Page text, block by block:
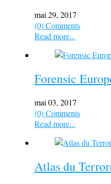
mai 29, 2017
(0) Comments
Read more...
Forensic
mai 03, 2017
(0) Comments
Read more...
Atlas du